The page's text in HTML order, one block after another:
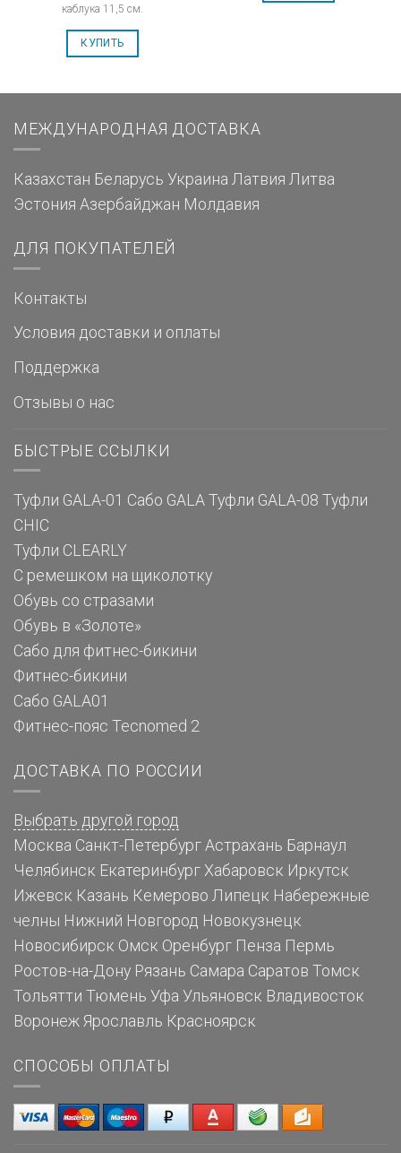
каблука 11,5 см.
КУПИТЬ
МЕЖДУНАРОДНАЯ ДОСТАВКА
Казахстан Беларусь Украина Латвия Литва
Эстония Азербайджан Молдавия
ДЛЯ ПОКУПАТЕЛЕЙ
Контакты
Условия доставки и оплаты
Поддержка
Отзывы о нас
БЫСТРЫЕ ССЫЛКИ
Туфли GALA-01 Сабо GALA Туфли GALA-08 Туфли
CHIC
Туфли CLEARLY
С ремешком на щиколотку
Обувь со стразами
Обувь в «Золоте»
Сабо для фитнес-бикини
Фитнес-бикини
Сабо GALA01
Фитнес-пояс Tecnomed 2
ДОСТАВКА ПО РОССИИ
Выбрать другой город
Москва Санкт-Петербург Астрахань Барнаул
Челябинск Екатеринбург Хабаровск Иркутск
Ижевск Казань Кемерово Липецк Набережные
челны Нижний Новгород Новокузнецк
Новосибирск Омск Оренбург Пенза Пермь
Ростов-на-Дону Рязань Самара Саратов Томск
Тольятти Тюмень Уфа Ульяновск Владивосток
Воронеж Ярославль Красноярск
СПОСОБЫ ОПЛАТЫ